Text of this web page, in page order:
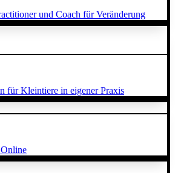
und Coach für Veränderung
für Kleintiere in eigener Praxis